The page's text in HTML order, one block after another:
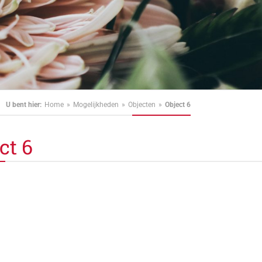
U bent hier: Home Mogelijkheden Objecten Object 6
6